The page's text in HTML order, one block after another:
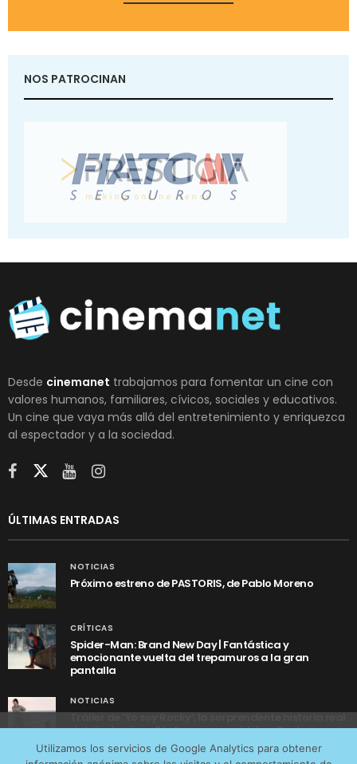
NOS PATROCINAN
Desde cinemanet trabajamos para fomentar un cine con
valores humanos, familiares, cívicos, sociales y educativos.
Un cine que vaya más allá del entretenimiento y enriquezca
al espectador y a la sociedad.
ÚLTIMAS ENTRADAS
NOTICIAS
Próximo estreno de PASTORIS, de Pablo Moreno
CRÍTICAS
Spider-Man: Brand New Day | Fantástica y
emocionante vuelta del trepamuros a la gran
pantalla
NOTICIAS
Tráiler de ‘Yo soy Rocky’, la sorprendente historia real
detrás de cómo Stallone se convirtió en Rocky
Utilizamos los servicios de Google Analytics para obtener
tráfico web que recibimos y conocer los servicios que